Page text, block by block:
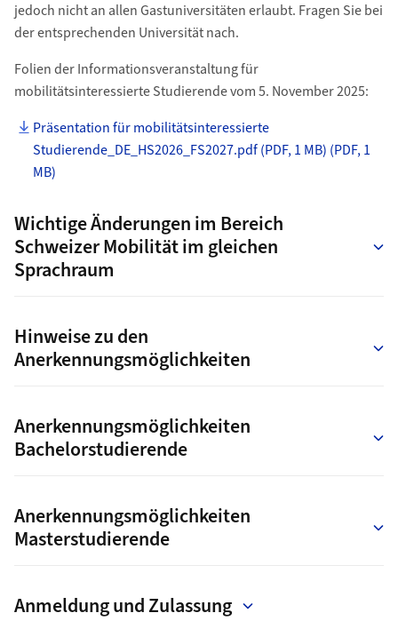
jedoch nicht an allen Gastuniversitäten erlaubt. Fragen Sie bei
der entsprechenden Universität nach.
Folien der Informationsveranstaltung für
mobilitätsinteressierte Studierende vom 5. November 2025:
Präsentation für mobilitätsinteressierte
Studierende_DE_HS2026_FS2027.pdf (PDF, 1 MB) (PDF, 1
MB)
Wichtige Änderungen im Bereich
Schweizer Mobilität im gleichen
Sprachraum
Hinweise zu den
Anerkennungsmöglichkeiten
Anerkennungsmöglichkeiten
Bachelorstudierende
Anerkennungsmöglichkeiten
Masterstudierende
Anmeldung und Zulassung